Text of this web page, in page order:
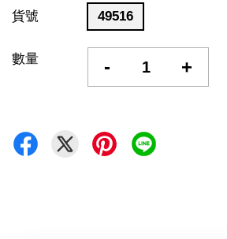
貨號 49516
數量 - +